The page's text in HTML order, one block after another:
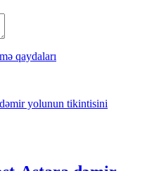
qaydaları